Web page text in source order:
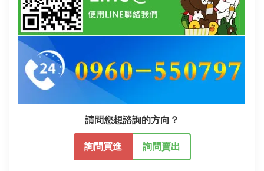
請問您想諮詢的方向？
詢問買進 詢問賣出